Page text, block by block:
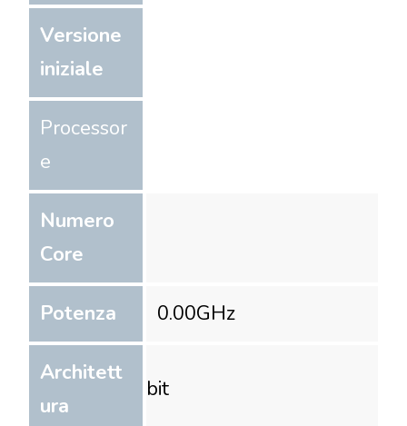
Versione
iniziale
Processor
e
Numero
Core
Potenza 0.00GHz
Architett
ura
bit